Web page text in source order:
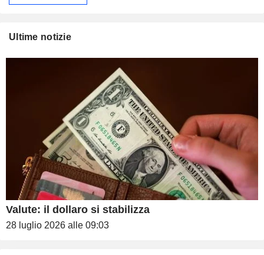
Ultime notizie
Valute: il dollaro si stabilizza
28 luglio 2026 alle 09:03